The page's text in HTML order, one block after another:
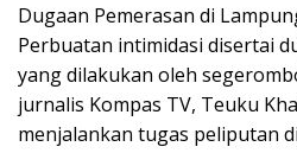
Dugaan Pemerasan di
​Perbuatan intimidasi disertai
yang dilakukan oleh
jurnalis Kompas TV, Teuku
menjalankan tugas peliputan